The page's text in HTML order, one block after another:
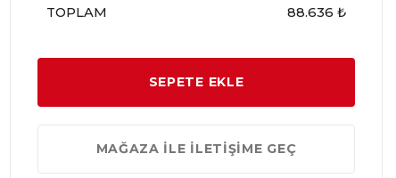
TOPLAM 88.636 ₺
SEPETE EKLE
MAĞAZA İLE İLETİŞİME GEÇ